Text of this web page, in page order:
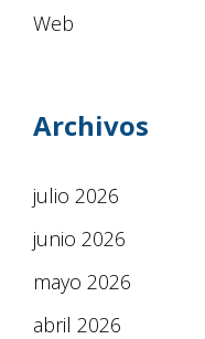
Web
Archivos
julio 2026
junio 2026
mayo 2026
abril 2026